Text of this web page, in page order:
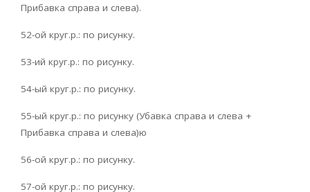
Прибавка справа и слева).
52-ой круг.р.: по рисунку.
53-ий круг.р.: по рисунку.
54-ый круг.р.: по рисунку.
55-ый круг.р.: по рисунку (Убавка справа и слева +
Прибавка справа и слева)ю
56-ой круг.р.: по рисунку.
57-ой круг.р.: по рисунку.